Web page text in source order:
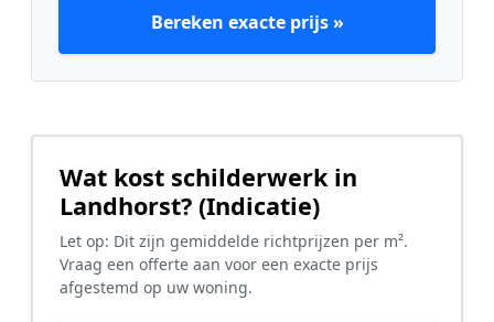
Bereken exacte prijs »
Wat kost schilderwerk in
Landhorst? (Indicatie)
Let op: Dit zijn gemiddelde richtprijzen per m².
Vraag een offerte aan voor een exacte prijs
afgestemd op uw woning.